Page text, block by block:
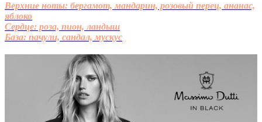
Верхние ноты: бергамот, мандарин, розовый перец, ананас,
яблоко
Сердце: роза, пион, ландыш
База: пачули, сандал, мускус